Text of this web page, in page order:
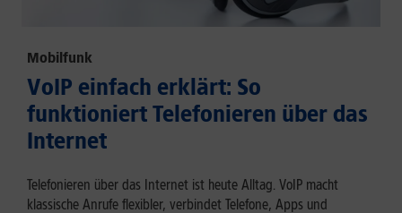
Mobilfunk
VoIP einfach erklärt: So
funktioniert Telefonieren über das
Internet
Telefonieren über das Internet ist heute Alltag. VoIP macht
klassische Anrufe flexibler, verbindet Telefone, Apps und